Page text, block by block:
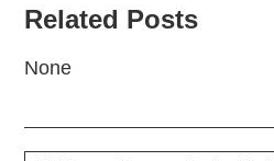
Related Posts
None